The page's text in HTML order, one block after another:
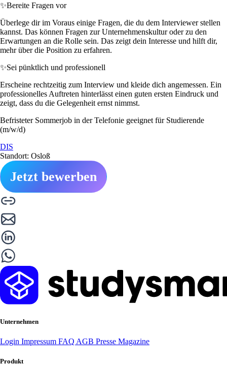
✨Bereite Fragen vor
Überlege dir im Voraus einige Fragen, die du dem Interviewer stellen
kannst. Das können Fragen zur Unternehmenskultur oder zu den
Erwartungen an die Rolle sein. Das zeigt dein Interesse und hilft dir,
mehr über die Position zu erfahren.
✨Sei pünktlich und professionell
Erscheine rechtzeitig zum Interview und kleide dich angemessen. Ein
professionelles Auftreten hinterlässt einen guten ersten Eindruck und
zeigt, dass du die Gelegenheit ernst nimmst.
Befristeter Sommerjob in der Telefonie geeignet für Studierende
(m/w/d)
DIS
Standort: Osloß
Jetzt bewerben
Unternehmen
Login Impressum FAQ AGB Presse Magazine
Produkt